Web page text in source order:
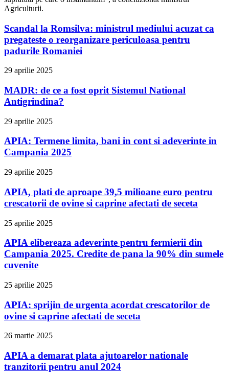
Agriculturii.
Scandal la Romsilva: ministrul mediului acuzat ca
pregateste o reorganizare periculoasa pentru
padurile Romaniei
29 aprilie 2025
MADR: de ce a fost oprit Sistemul National
Antigrindina?
29 aprilie 2025
APIA: Termene limita, bani in cont si adeverinte in
Campania 2025
29 aprilie 2025
APIA, plati de aproape 39,5 milioane euro pentru
crescatorii de ovine si caprine afectati de seceta
25 aprilie 2025
APIA elibereaza adeverinte pentru fermierii din
Campania 2025. Credite de pana la 90% din sumele
cuvenite
25 aprilie 2025
APIA: sprijin de urgenta acordat crescatorilor de
ovine si caprine afectati de seceta
26 martie 2025
APIA a demarat plata ajutoarelor nationale
tranzitorii pentru anul 2024